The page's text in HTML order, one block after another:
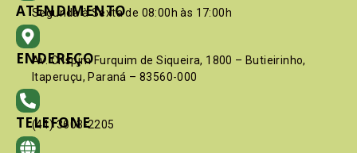
ATENDIMENTO
Segunda à Sexta de 08:00h às 17:00h
ENDEREÇO
Av. Crispim Furquim de Siqueira, 1800 – Butieirinho,
Itaperuçu, Paraná – 83560-000
TELEFONE
(41) 3603-2205